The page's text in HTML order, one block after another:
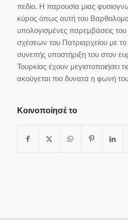
πεδίο. Η παρουσία μιας
κύρος όπως αυτή του
υπολογισμένες παρεμβάσεις
σχέσεων του Πατριαρχείου με το
συνεπής υποστήριξη του στον
Τουρκίας έχουν μεγιστοποιήσει
ακούγεται πιο δυνατά η φωνή
Κοινοποίησέ το